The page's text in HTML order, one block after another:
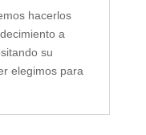
hacerlos
a
su
elegimos para